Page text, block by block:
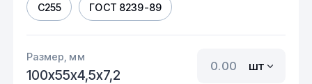
С255 ГОСТ 8239-89
Размер, мм
100х55х4,5х7,2
шт